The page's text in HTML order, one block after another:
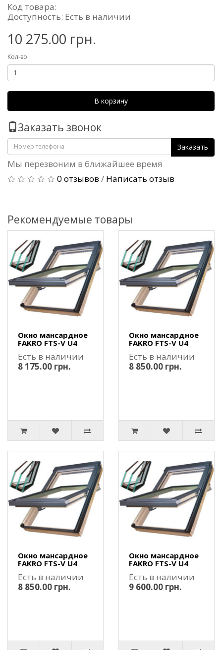
Код товара:
Доступность: Есть в наличии
10 275.00 грн.
Кол-во
В корзину
Заказать звонок
Заказать
Мы перезвоним в ближайшее время
0 отзывов / Написать отзыв
Рекомендуемые товары
Окно мансардное
FAKRO FTS-V U4
Есть в наличии
8 175.00 грн.
Окно мансардное
FAKRO FTS-V U4
Есть в наличии
8 850.00 грн.
Окно мансардное
FAKRO FTS-V U4
Есть в наличии
8 850.00 грн.
Окно мансардное
FAKRO FTS-V U4
Есть в наличии
9 600.00 грн.